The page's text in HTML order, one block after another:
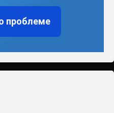
проблеме